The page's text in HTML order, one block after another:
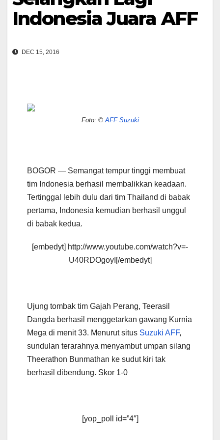
Indonesia Juara AFF
DEC 15, 2016
Foto: ©AFF Suzuki
BOGOR — Semangat tempur tinggi membuat
tim Indonesia berhasil membalikkan keadaan.
Tertinggal lebih dulu dari tim Thailand di babak
pertama, Indonesia kemudian berhasil unggul
di babak kedua.
[embedyt] http://www.youtube.com/watch?v=-
U40RDOgoyI[/embedyt]
Ujung tombak tim Gajah Perang, Teerasil
Dangda berhasil menggetarkan gawang Kurnia
Mega di menit 33. Menurut situs Suzuki AFF,
sundulan terarahnya menyambut umpan silang
Theerathon Bunmathan ke sudut kiri tak
berhasil dibendung. Skor 1-0
[yop_poll id=”4″]